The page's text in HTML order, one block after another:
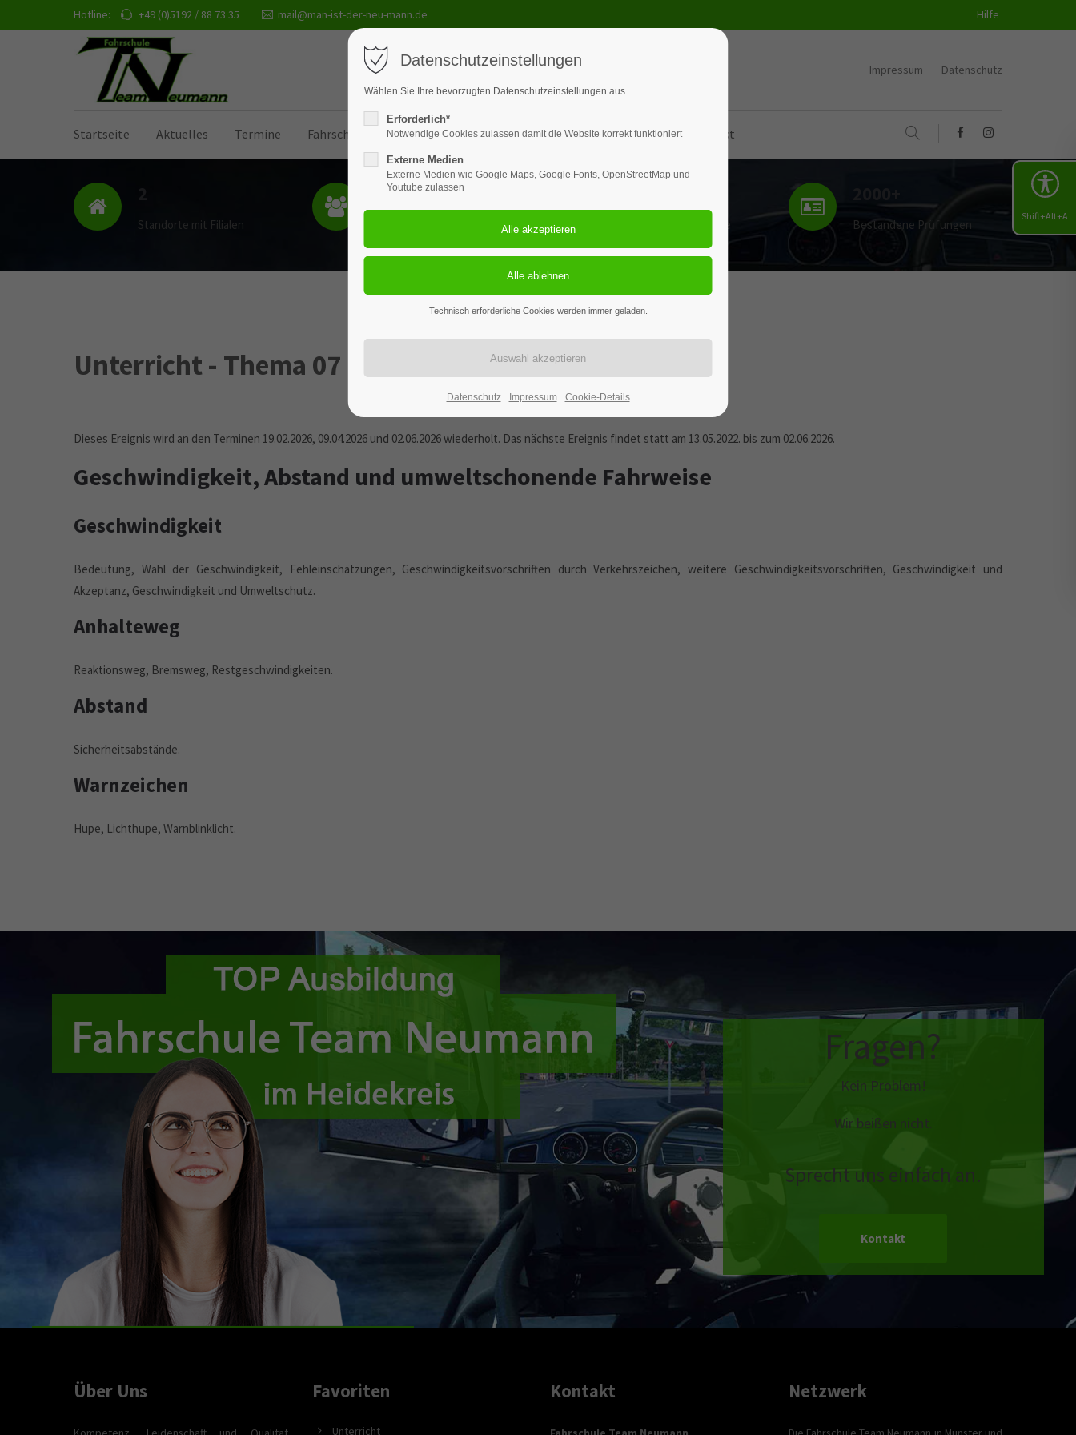
Hotline: +49 (0)5192 / 88 73 35 mail@man-ist-der-neu-mann.de Hilfe
Startseite Aktuelles Termine Fahrschule Lehrmittel Kurse Galerie Unterricht Kontakt
Impressum Datenschutz
Standorte mit Filialen verwendete Fahrzeuge Bestandene Prüfungen
Unterricht - Thema 07
Dieses Ereignis wird an den Terminen 19.02.2026, 09.04.2026 und 02.06.2026 wiederholt. Das nächste Ereignis findet statt am 13.05.2022. bis zum 02.06.2026.
Geschwindigkeit, Abstand und umweltschonende Fahrweise
Geschwindigkeit
Bedeutung, Wahl der Geschwindigkeit, Fehleinschätzungen, Geschwindigkeitsvorschriften durch Verkehrszeichen, weitere Geschwindigkeitsvorschriften, Geschwindigkeit und
Akzeptanz, Geschwindigkeit und Umweltschutz.
Anhalteweg
Reaktionsweg, Bremsweg, Restgeschwindigkeiten.
Abstand
Sicherheitsabstände.
Warnzeichen
Hupe, Lichthupe, Warnblinklicht.
Fragen?
Kein Problem!
Wir beißen nicht.
Sprecht uns einfach an.
Kontakt
Über Uns Favoriten
Unterricht
Kontakt Netzwerk
Datenschutzeinstellungen
Wählen Sie Ihre bevorzugten Datenschutzeinstellungen aus.
Erforderlich*
Notwendige Cookies zulassen damit die Website korrekt funktioniert
Externe Medien
Externe Medien wie Google Maps, Google Fonts, OpenStreetMap und
Youtube zulassen
Technisch erforderliche Cookies werden immer geladen.
Datenschutz Impressum Cookie-Details
Shift+Alt+A